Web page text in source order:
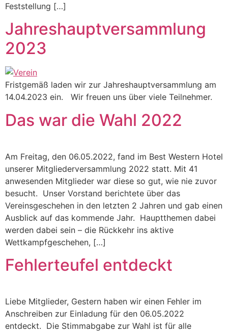
Feststellung […]
Jahreshauptversammlung
2023
Fristgemäß laden wir zur Jahreshauptversammlung am
14.04.2023 ein. Wir freuen uns über viele Teilnehmer.
Das war die Wahl 2022
Am Freitag, den 06.05.2022, fand im Best Western Hotel
unserer Mitgliederversammlung 2022 statt. Mit 41
anwesenden Mitglieder war diese so gut, wie nie zuvor
besucht. Unser Vorstand berichtete über das
Vereinsgeschehen in den letzten 2 Jahren und gab einen
Ausblick auf das kommende Jahr. Hauptthemen dabei
werden dabei sein – die Rückkehr ins aktive
Wettkampfgeschehen, […]
Fehlerteufel entdeckt
Liebe Mitglieder, Gestern haben wir einen Fehler im
Anschreiben zur Einladung für den 06.05.2022
entdeckt. Die Stimmabgabe zur Wahl ist für alle